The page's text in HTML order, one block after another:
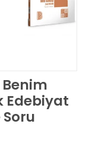
Benim
Edebiyat